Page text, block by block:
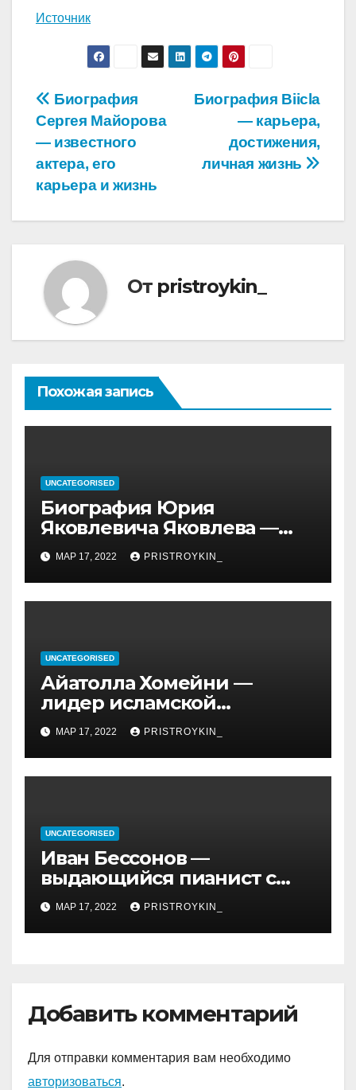
Источник
Навигация
по
записям
Биография Biicla
— карьера,
достижения,
личная жизнь
Биография
Сергея Майорова
— известного
актера, его
карьера и жизнь
От pristroykin_
Похожая запись
UNCATEGORISED
Биография Юрия
Яковлевича Яковлева —
история его личной и
профессиональной жизни
МАР 17, 2022 PRISTROYKIN_
UNCATEGORISED
Айатолла Хомейни —
лидер исламской
революции, его биография
и идеология, роль в
иранской политике и
последствия его
МАР 17, 2022 PRISTROYKIN_
UNCATEGORISED
Иван Бессонов —
выдающийся пианист с
уникальным талантом и
впечатляющими
достижениями
МАР 17, 2022 PRISTROYKIN_
Добавить комментарий
Для отправки комментария вам необходимо
авторизоваться.